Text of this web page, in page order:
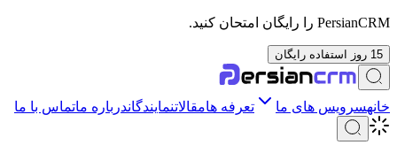
PersianCRM را رایگان امتحان کنید.
15 روز استفاده رایگان
خانهسرویس های ما تعرفه هامقالاتنمایندگاندرباره ماتماس با ما